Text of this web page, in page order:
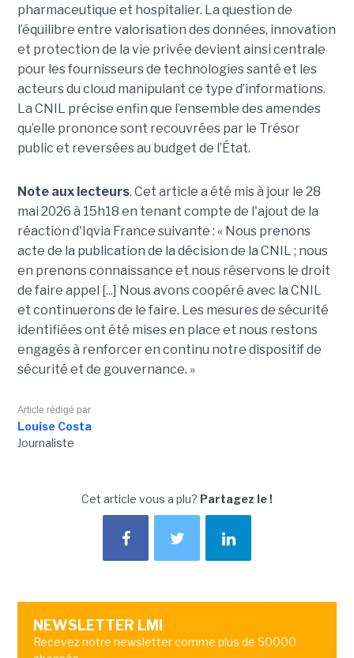
pharmaceutique et hospitalier. La question de
l’équilibre entre valorisation des données, innovation
et protection de la vie privée devient ainsi centrale
pour les fournisseurs de technologies santé et les
acteurs du cloud manipulant ce type d’informations.
La CNIL précise enfin que l’ensemble des amendes
qu’elle prononce sont recouvrées par le Trésor
public et reversées au budget de l’État.
Note aux lecteurs. Cet article a été mis à jour le 28
mai 2026 à 15h18 en tenant compte de l'ajout de la
réaction d'Iqvia France suivante : « Nous prenons
acte de la publication de la décision de la CNIL ; nous
en prenons connaissance et nous réservons le droit
de faire appel [...] Nous avons coopéré avec la CNIL
et continuerons de le faire. Les mesures de sécurité
identifiées ont été mises en place et nous restons
engagés à renforcer en continu notre dispositif de
sécurité et de gouvernance. »
Article rédigé par
Louise Costa
Journaliste
Cet article vous a plu? Partagez le !
NEWSLETTER LMI
Recevez notre newsletter comme plus de 50000